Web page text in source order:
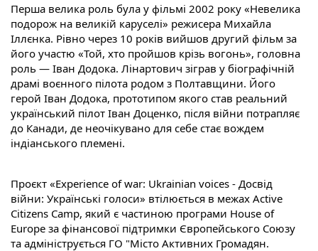
Перша велика роль була у фільмі 2002 року «Невелика
подорож на великій каруселі» режисера Михайла
Іллєнка. Рівно через 10 років вийшов другий фільм за
його участю «Той, хто пройшов крізь вогонь», головна
роль — Іван Додока. Лінартович зіграв у біографічній
драмі воєнного пілота родом з Полтавщини. Його
герой Іван Додока, прототипом якого став реальний
український пілот Іван Доценко, після війни потрапляє
до Канади, де неочікувано для себе стає вождем
індіанського племені.
Проєкт «Experience of war: Ukrainian voices - Досвід
війни: Українські голоси» втілюється в межах Active
Citizens Camp, який є частиною програми House of
Europe за фінансової підтримки Європейського Союзу
та адмініструється ГО "Місто Активних Громадян.